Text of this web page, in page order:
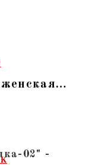
02" -